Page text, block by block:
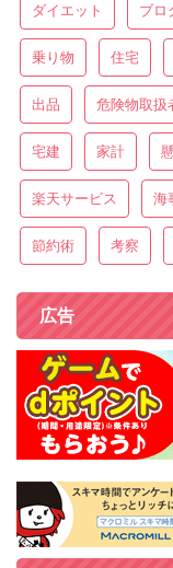
ダイエット ブロ
乗り物 住宅
出品 危険物取扱
宅建 家計
楽天サービス 海
節約術 考察
広告